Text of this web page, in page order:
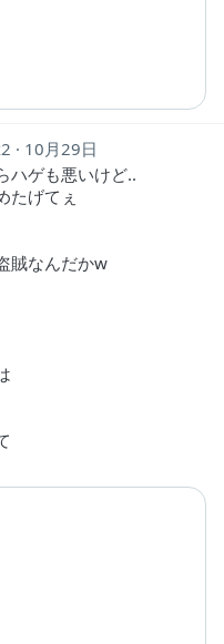
10月29日
ハゲも悪いけど‥
たげてぇ
賊なんだかw